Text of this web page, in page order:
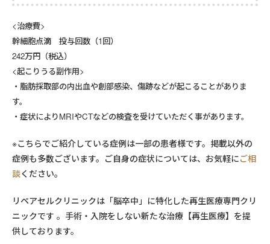
<治療費>
幹細胞点滴 投与回数（1回）
242万円（税込）
<起こりうる副作用>
・脂肪採取部の内出血や創部感染、傷跡などが起こることがありま
す。
・症状によりMRIやCTなどの検査を受けていただく事があります。
※こちらでご紹介している症例は一部の患者様です。掲載以外の
症例も多数ございます。ご自身の症状については、お気軽にご相
談ください。
リペアセルクリニックは「脳卒中」に特化した再生医療専門クリ
ニックです 。手術・入院をしない新たな治療【再生医療】を提
供しております。